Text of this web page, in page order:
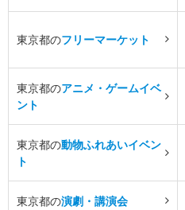
東京都のフリーマーケット
東京都のアニメ・ゲームイベ
ント
東京都の動物ふれあいイベン
ト
東京都の演劇・講演会